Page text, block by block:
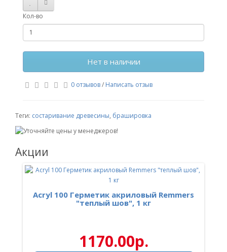
Кол-во
Нет в наличии
0 отзывов/ Написать отзыв
Теги: состаривание древесины, брашировка
Акции
Acryl 100 Герметик акриловый Remmers
"теплый шов", 1 кг
1170.00р.